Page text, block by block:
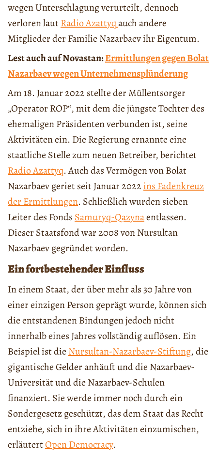
wegen Unterschlagung verurteilt, dennoch
verloren lautRadio Azattyqauch andere
Mitglieder der Familie Nazarbaev ihr Eigentum.
Lest auch auf Novastan:Ermittlungen gegen Bolat
Nazarbaev wegen Unternehmensplünderung
Am 18. Januar 2022 stellte der Müllentsorger
„Operator ROP“, mit dem die jüngste Tochter des
ehemaligen Präsidenten verbunden ist, seine
Aktivitäten ein. Die Regierung ernannte eine
staatliche Stelle zum neuen Betreiber, berichtet
Radio Azattyq. Auch das Vermögen von Bolat
Nazarbaev geriet seit Januar 2022 ins Fadenkreuz
der Ermittlungen. Schließlich wurden sieben
Leiter des Fonds Samuryq-Qazynaentlassen.
Dieser Staatsfond war 2008 von Nursultan
Nazarbaev gegründet worden.
Ein fortbestehender Einfluss
In einem Staat, der über mehr als 30 Jahre von
einer einzigen Person geprägt wurde, können sich
die entstandenen Bindungen jedoch nicht
innerhalb eines Jahres vollständig auflösen. Ein
Beispiel ist die Nursultan-Nazarbaev-Stiftung, die
gigantische Gelder anhäuft und die Nazarbaev-
Universität und die Nazarbaev-Schulen
finanziert. Sie werde immer noch durch ein
Sondergesetz geschützt, das dem Staat das Recht
entziehe, sich in ihre Aktivitäten einzumischen,
erläutertOpen Democracy.